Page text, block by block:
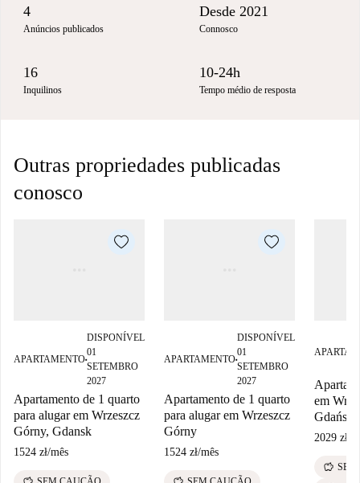
4
Anúncios publicados
Desde 2021
Connosco
16
Inquilinos
10-24h
Tempo médio de resposta
Outras propriedades publicadas
conosco
APARTAMENTO■
DISPONÍVEL
01
SETEMBRO
2027
Apartamento de 1 quarto
para alugar em Wrzeszcz
Górny, Gdansk
1524 zł/mês
APARTAMENTO■
DISPONÍVEL
01
SETEMBRO
2027
Apartamento de 1 quarto
para alugar em Wrzeszcz
Górny
1524 zł/mês
em
Gdańsk.
2029 zł
savings